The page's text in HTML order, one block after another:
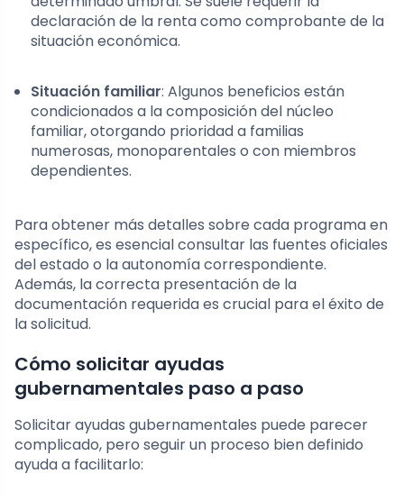
declaración de la renta como comprobante de la
situación económica.
Situación familiar: Algunos beneficios están
condicionados a la composición del núcleo
familiar, otorgando prioridad a familias
numerosas, monoparentales o con miembros
dependientes.
Para obtener más detalles sobre cada programa en
específico, es esencial consultar las fuentes oficiales
del estado o la autonomía correspondiente.
Además, la correcta presentación de la
documentación requerida es crucial para el éxito de
la solicitud.
Cómo solicitar ayudas
gubernamentales paso a paso
Solicitar ayudas gubernamentales puede parecer
complicado, pero seguir un proceso bien definido
ayuda a facilitarlo: